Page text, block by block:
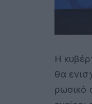
Η
θα
ρωσικό